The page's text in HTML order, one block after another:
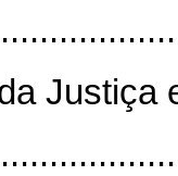
Justiça